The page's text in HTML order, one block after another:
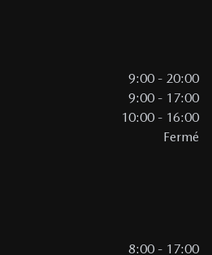
9:00 - 20:00
9:00 - 17:00
10:00 - 16:00
Fermé
8:00 - 17:00